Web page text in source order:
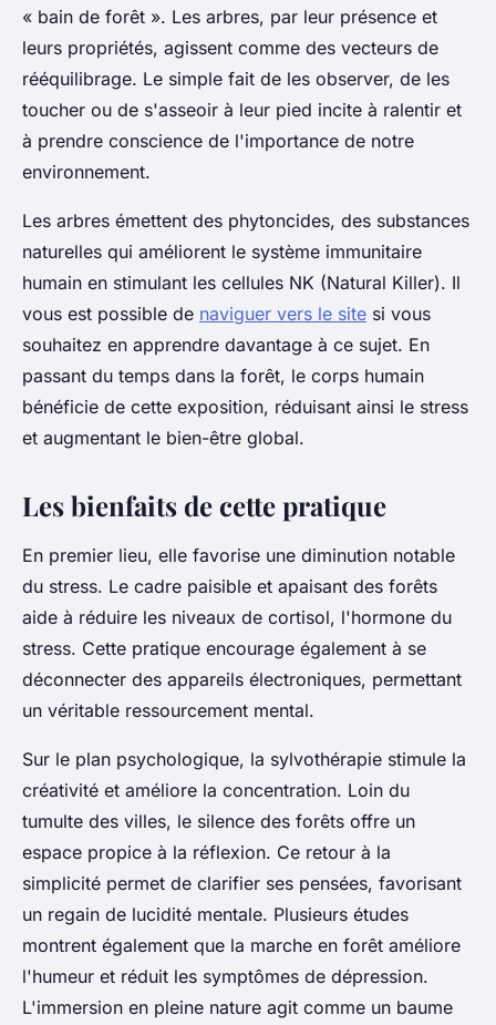
« bain de forêt ». Les arbres, par leur présence et
leurs propriétés, agissent comme des vecteurs de
rééquilibrage. Le simple fait de les observer, de les
toucher ou de s'asseoir à leur pied incite à ralentir et
à prendre conscience de l'importance de notre
environnement.
Les arbres émettent des phytoncides, des substances
naturelles qui améliorent le système immunitaire
humain en stimulant les cellules NK (Natural Killer). Il
vous est possible de naviguer vers le site si vous
souhaitez en apprendre davantage à ce sujet. En
passant du temps dans la forêt, le corps humain
bénéficie de cette exposition, réduisant ainsi le stress
et augmentant le bien-être global.
Les bienfaits de cette pratique
En premier lieu, elle favorise une diminution notable
du stress. Le cadre paisible et apaisant des forêts
aide à réduire les niveaux de cortisol, l'hormone du
stress. Cette pratique encourage également à se
déconnecter des appareils électroniques, permettant
un véritable ressourcement mental.
Sur le plan psychologique, la sylvothérapie stimule la
créativité et améliore la concentration. Loin du
tumulte des villes, le silence des forêts offre un
espace propice à la réflexion. Ce retour à la
simplicité permet de clarifier ses pensées, favorisant
un regain de lucidité mentale. Plusieurs études
montrent également que la marche en forêt améliore
l'humeur et réduit les symptômes de dépression.
L'immersion en pleine nature agit comme un baume